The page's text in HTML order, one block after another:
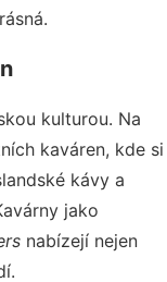
kulturou. Na
kaváren, kde si
kávy a
jako
nabízejí nejen